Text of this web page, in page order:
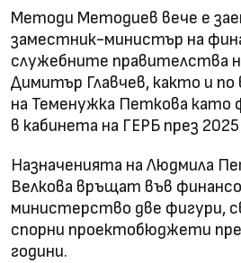
Методи Методиев вече е
заместник-министър на
служебните правителства
Димитър Главчев, както и
на Теменужка Петкова като
в кабинета на ГЕРБ през 2025
Назначенията на Людмила
Велкова връщат във
министерство две фигури,
спорни проектобюджети
години.